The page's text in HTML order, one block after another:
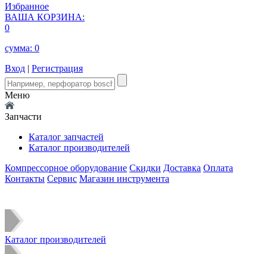
Избранное
ВАША КОРЗИНА:
0
сумма: 0
Вход | Регистрация
Меню
Запчасти
Каталог запчастей
Каталог производителей
Компрессорное оборудование Скидки Доставка Оплата
Контакты Сервис Магазин инструмента
Каталог производителей